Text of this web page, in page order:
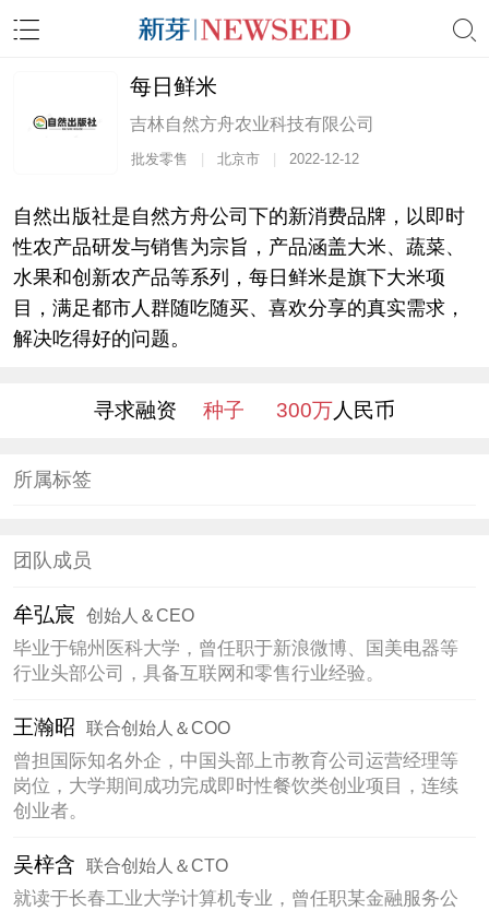
每日鲜米
吉林自然方舟农业科技有限公司
批发零售 北京市 2022-12-12
自然出版社是自然方舟公司下的新消费品牌，以即时
性农产品研发与销售为宗旨，产品涵盖大米、蔬菜、
水果和创新农产品等系列，每日鲜米是旗下大米项
目，满足都市人群随吃随买、喜欢分享的真实需求，
解决吃得好的问题。
寻求融资 种子 300万人民币
所属标签
团队成员
牟弘宸 创始人＆CEO
毕业于锦州医科大学，曾任职于新浪微博、国美电器等
行业头部公司，具备互联网和零售行业经验。
王瀚昭 联合创始人＆COO
曾担国际知名外企，中国头部上市教育公司运营经理等
岗位，大学期间成功完成即时性餐饮类创业项目，连续
创业者。
吴梓含 联合创始人＆CTO
就读于长春工业大学计算机专业，曾任职某金融服务公